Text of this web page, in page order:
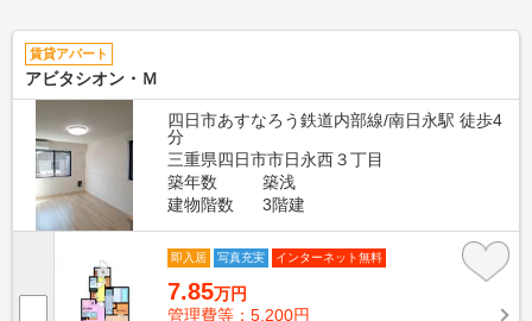
賃貸アパート
アビタシオン・Ｍ
四日市あすなろう鉄道内部線/南日永駅 徒歩4
分
三重県四日市市日永西３丁目
築年数
築浅
建物階数
3階建
即入居 写真充実 インターネット無料
7.85万円
管理費等：5,200円